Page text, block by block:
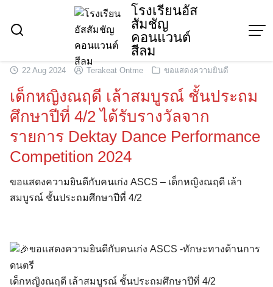
content
โรงเรียนอัส
สัมชัญ
คอนแวนต์
สีลม
22 Aug 2024 Terakeat Ontme ขอแสดงความยินดี
เด็กหญิงณฤดี เล้าสมบูรณ์ ชั้นประถม
ศึกษาปีที่ 4/2 ได้รับรางวัลจาก
รายการ Dektay Dance Performance
Competition 2024
ขอแสดงความยินดีกับคนเก่ง ASCS – เด็กหญิงณฤดี เล้า
สมบูรณ์ ชั้นประถมศึกษาปีที่ 4/2
ขอแสดงความยินดีกับคนเก่ง ASCS -ทักษะทางด้านการ
ดนตรี
เด็กหญิงณฤดี เล้าสมบูรณ์ ชั้นประถมศึกษาปีที่ 4/2